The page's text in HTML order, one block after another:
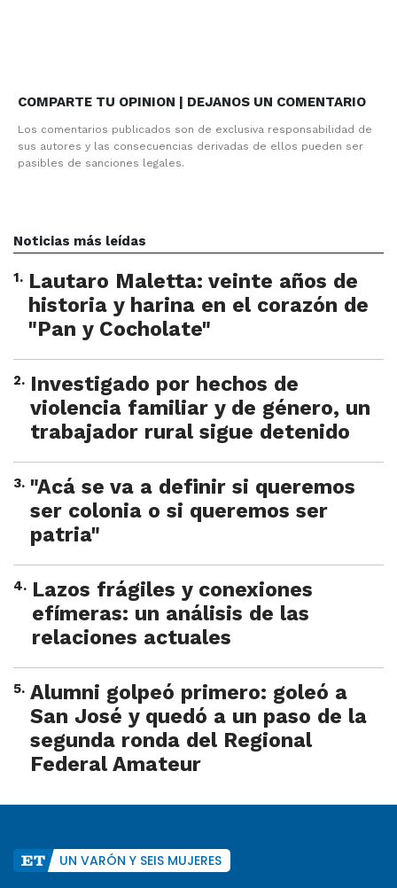
COMPARTE TU OPINION | DEJANOS UN COMENTARIO
Los comentarios publicados son de exclusiva responsabilidad de
sus autores y las consecuencias derivadas de ellos pueden ser
pasibles de sanciones legales.
Noticias más leídas
1. Lautaro Maletta: veinte años de
historia y harina en el corazón de
"Pan y Cocholate"
2. Investigado por hechos de
violencia familiar y de género, un
trabajador rural sigue detenido
3. "Acá se va a definir si queremos
ser colonia o si queremos ser
patria"
4. Lazos frágiles y conexiones
efímeras: un análisis de las
relaciones actuales
5. Alumni golpeó primero: goleó a
San José y quedó a un paso de la
segunda ronda del Regional
Federal Amateur
UN VARÓN Y SEIS MUJERES